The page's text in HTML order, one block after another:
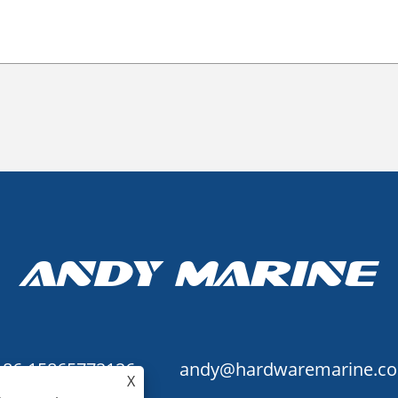
15865772126
X